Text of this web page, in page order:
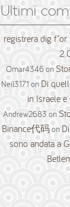
Ultimi
registrera dig f"or
Omar4346on
Neil3171onDi
in Israele e
Andrew2683on
Binance代码on
sono andata a